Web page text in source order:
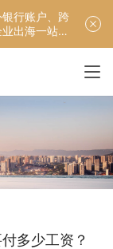
行账户、跨
出海一站式
多少工资？